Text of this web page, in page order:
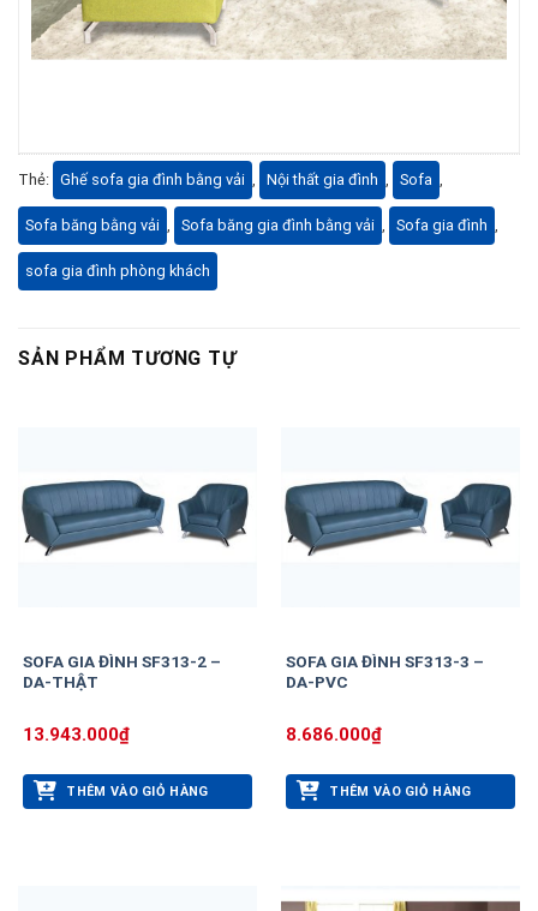
Thẻ: Ghế sofa gia đình bằng vải Nội thất gia đình Sofa
Sofa băng bằng vải Sofa băng gia đình bằng vải Sofa gia đình
sofa gia đình phòng khách
SẢN PHẨM TƯƠNG TỰ
SOFA GIA ĐÌNH SF313-2 –
DA-THẬT
13.943.000₫
THÊM VÀO GIỎ HÀNG
SOFA GIA ĐÌNH SF313-3 –
DA-PVC
8.686.000₫
THÊM VÀO GIỎ HÀNG